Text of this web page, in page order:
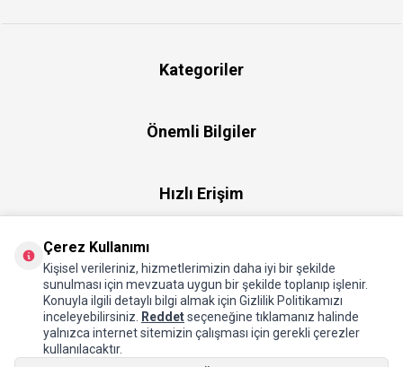
Kategoriler
Önemli Bilgiler
Hızlı Erişim
Hakkımızda
Çerez Kullanımı
Kişisel verileriniz, hizmetlerimizin daha iyi bir şekilde
sunulması için mevzuata uygun bir şekilde toplanıp işlenir.
Konuyla ilgili detaylı bilgi almak için Gizlilik Politikamızı
inceleyebilirsiniz.
Reddetseçeneğine tıklamanız halinde
yalnızca internet sitemizin çalışması için gerekli çerezler
kullanılacaktır.